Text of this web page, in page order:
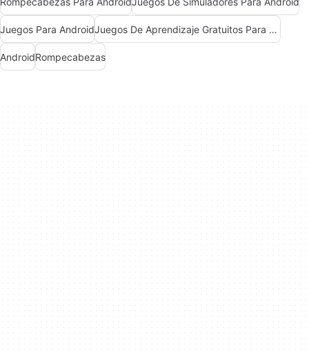
Juegos Para Android Juegos De Aprendizaje Gratuitos Para Android
AndroidRompecabezas